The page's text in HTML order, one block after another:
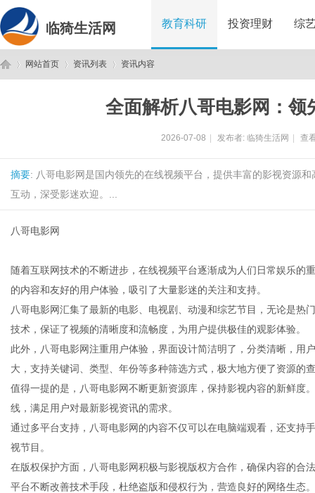
临猗生活网 教育科研 投资理财 综
网站首页 资讯列表 资讯内容
全面解析八哥电影网：领
2026-07-08 发布者: 临猗生活网 查
摘要: 八哥电影网是国内领先的在线视频平台，提供丰富的影视资源
互动，深受影迷欢迎。...
八哥电影网
随着互联网技术的不断进步，在线视频平台逐渐成为人们日常娱乐的
的内容和友好的用户体验，吸引了大量影迷的关注和支持。
八哥电影网汇集了最新的电影、电视剧、动漫和综艺节目，无论是热
技术，保证了视频的清晰度和流畅度，为用户提供极佳的观影体验。
此外，八哥电影网注重用户体验，界面设计简洁明了，分类清晰，用
大，支持关键词、类型、年份等多种筛选方式，极大地方便了资源的
值得一提的是，八哥电影网不断更新资源库，保持影视内容的新鲜度
线，满足用户对最新影视资讯的需求。
通过多平台支持，八哥电影网的内容不仅可以在电脑端观看，还支持
视节目。
在版权保护方面，八哥电影网积极与影视版权方合作，确保内容的合
平台不断改善技术手段，杜绝盗版和侵权行为，营造良好的网络生态。